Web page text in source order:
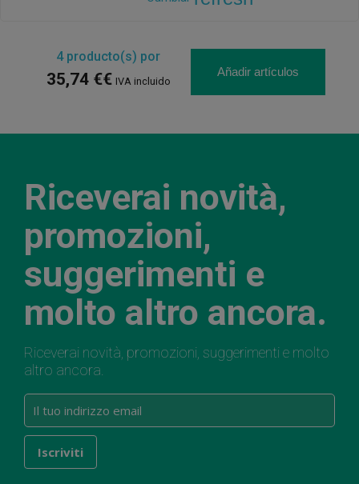
4producto(s) por
35,74 €€ IVA incluido
Añadir artículos
Riceverai novità,
promozioni,
suggerimenti e
molto altro ancora.
Riceverai novità, promozioni, suggerimenti e molto
altro ancora.